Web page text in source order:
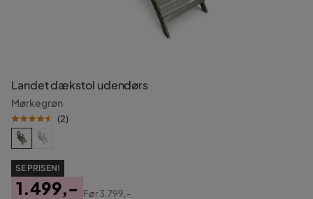
Landet dækstol udendørs
Mørkegrøn
(2)
SE PRISEN!
1.499,-
Før3.799,-